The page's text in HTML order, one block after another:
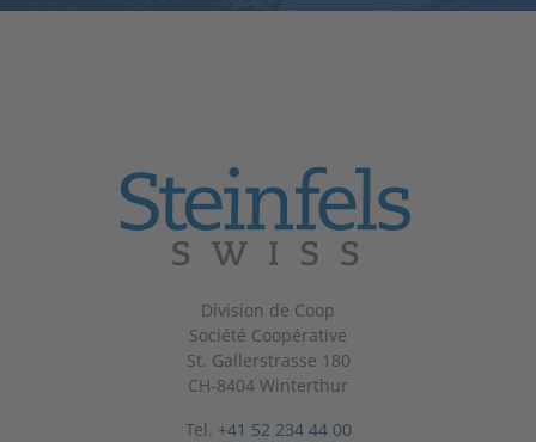
Division de Coop
Société Coopérative
St. Gallerstrasse 180
CH-8404 Winterthur
Tel. +41 52 234 44 00